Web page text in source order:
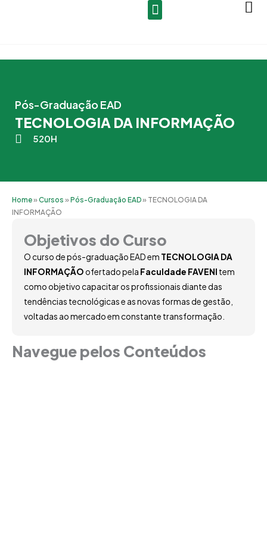
Pós-Graduação EAD
TECNOLOGIA DA INFORMAÇÃO
520H
Home»Cursos »Pós-Graduação EAD» TECNOLOGIA DA
INFORMAÇÃO
Objetivos do Curso
O curso de pós-graduação EAD em TECNOLOGIA DA
INFORMAÇÃO ofertado pela Faculdade FAVENI tem
como objetivo capacitar os profissionais diante das
tendências tecnológicas e as novas formas de gestão,
voltadas ao mercado em constante transformação.
Navegue pelos Conteúdos